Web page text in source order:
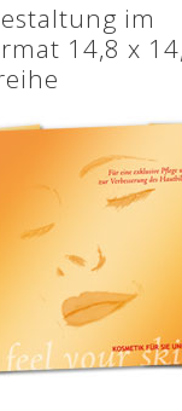
im
14,8 x